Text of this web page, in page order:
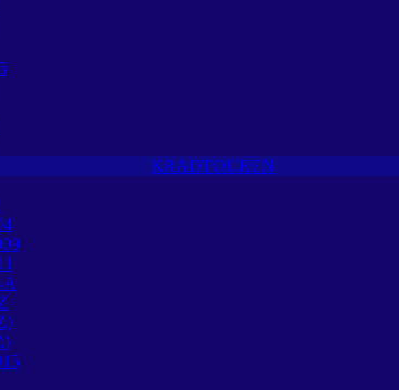
KRADTOUREN
A